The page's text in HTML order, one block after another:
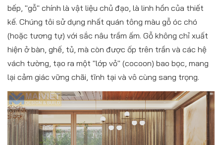
bếp, "gỗ" chính là vật liệu chủ đạo, là linh hồn của thiết
kế. Chúng tôi sử dụng nhất quán tông màu gỗ óc chó
(hoặc tương tự) với sắc nâu trầm ấm. Gỗ không chỉ xuất
hiện ở bàn, ghế, tủ, mà còn được ốp trên trần và các hệ
vách tường, tạo ra một "lớp vỏ" (cocoon) bao bọc, mang
lại cảm giác vững chãi, tĩnh tại và vô cùng sang trọng.